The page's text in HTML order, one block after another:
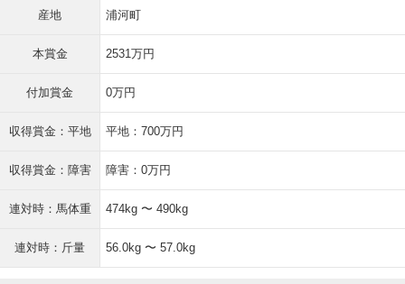
産地 浦河町
本賞金 2531万円
付加賞金 0万円
収得賞金：平地 平地：700万円
収得賞金：障害 障害：0万円
連対時：馬体重 474kg 〜 490kg
連対時：斤量 56.0kg 〜 57.0kg